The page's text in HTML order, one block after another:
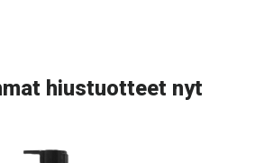
hiustuotteet nyt